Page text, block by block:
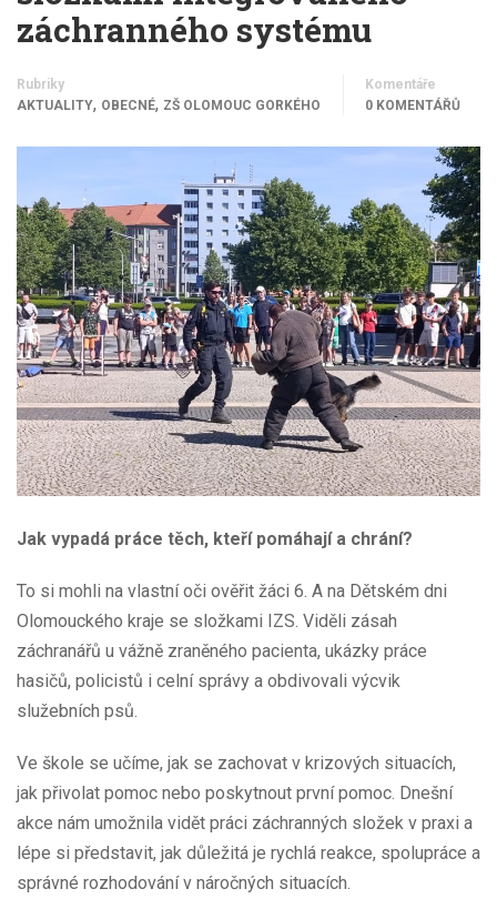
záchranného systému
Rubriky
AKTUALITY, OBECNÉ, ZŠ OLOMOUC GORKÉHO
Komentáře
0 KOMENTÁŘŮ
Jak vypadá práce těch, kteří pomáhají a chrání?
To si mohli na vlastní oči ověřit žáci 6. A na Dětském dni
Olomouckého kraje se složkami IZS. Viděli zásah
záchranářů u vážně zraněného pacienta, ukázky práce
hasičů, policistů i celní správy a obdivovali výcvik
služebních psů.
Ve škole se učíme, jak se zachovat v krizových situacích,
jak přivolat pomoc nebo poskytnout první pomoc. Dnešní
akce nám umožnila vidět práci záchranných složek v praxi a
lépe si představit, jak důležitá je rychlá reakce, spolupráce a
správné rozhodování v náročných situacích.